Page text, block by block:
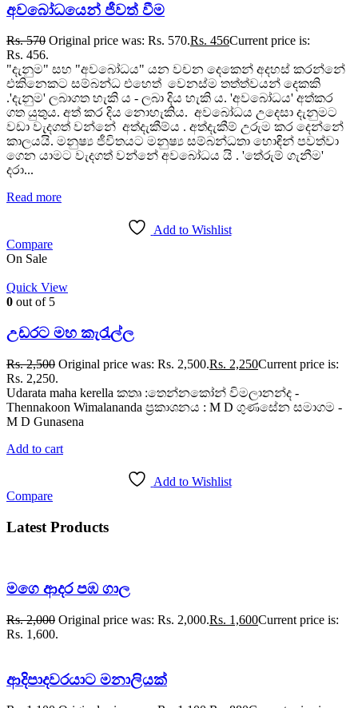
අවබෝධයෙන් ජීවත් වීම
Rs.570 Original price was: Rs. 570.Rs. 456Current price is:
Rs. 456.
"දැනුම" සහ "අවබෝධය" යන වචන දෙකෙන් අදහස් කරන්නේ
එකිනෙකට සම්බන්ධ එහෙත් වෙනස්ම තත්ත්වයන් දෙකකි
.'දැනුම' ලබාගත හැකි ය - ලබා දිය හැකි ය. 'අවබෝධය' අත්කර
ගත යුතුය. අත් කර දිය නොහැකිය. අවබෝධය උදෙසා දැනුමට
වඩා වැදගත් වන්නේ අත්දැකීම්ය . අත්දැකීම් උරුම කර දෙන්නේ
කාලයයි. මනුෂ්‍ය ජීවිතයට මනුෂ්‍ය සම්බන්ධතා හොඳින් පවත්වා
ගෙන යාමට වැදගත් වන්නේ අවබෝධය යි . 'තේරුම් ගැනීම'
දරා...
Read more
Add to Wishlist
Compare
On Sale
Quick View
0 out of 5
උඩරට මහ කැරැල්ල
Rs.2,500 Original price was: Rs. 2,500.Rs. 2,250Current price is:
Rs. 2,250.
Udarata maha kerella කතෘ :තෙන්නකෝන් විමලානන්ද -
Thennakoon Wimalananda ප්‍රකාශනය : M D ගුණසේන සමාගම -
M D Gunasena
Add to cart
Add to Wishlist
Compare
Latest Products
මගෙ ආදර පඹ ගාල
Rs.2,000 Original price was: Rs. 2,000.Rs. 1,600Current price is:
Rs. 1,600.
ආදිපාදවරයාට මනාලියක්